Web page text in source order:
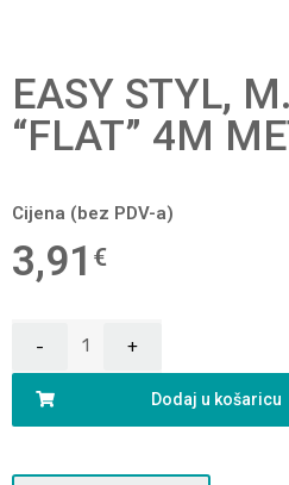
EASY STYL,
“FLAT” 4M
Cijena (bez PDV-a)
3,91 €
Dodaj u košaricu